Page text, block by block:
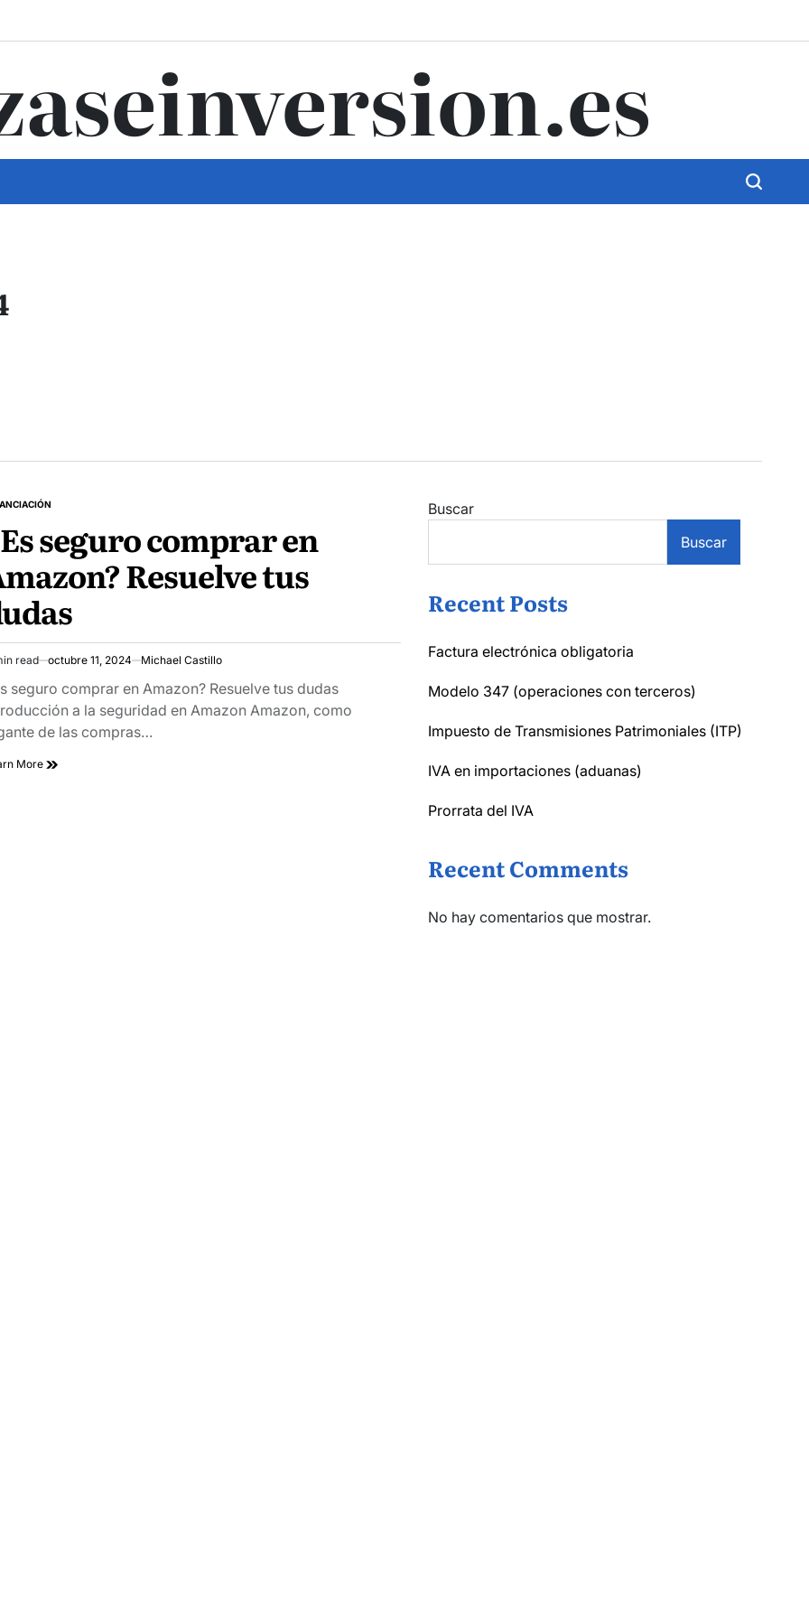
seguro comprar en
Resuelve tus
read octubre 11, 2024 Michael Castillo
seguro comprar en Amazon? Resuelve tus dudas
a la seguridad en Amazon Amazon, como
de las compras…
More
Buscar
Buscar
Recent Posts
Factura electrónica obligatoria
Modelo 347 (operaciones con terceros)
Impuesto de Transmisiones Patrimoniales (ITP)
IVA en importaciones (aduanas)
Prorrata del IVA
Recent Comments
No hay comentarios que mostrar.